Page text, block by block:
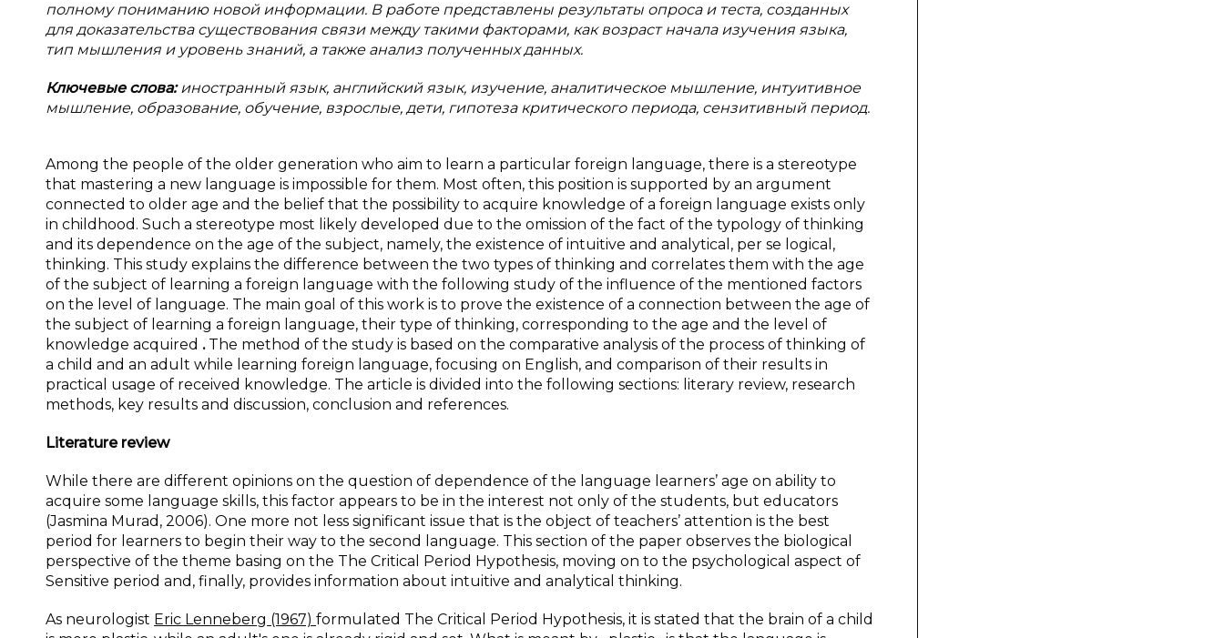
полному пониманию новой информации. В работе представлены результаты опроса и теста, созданных
для доказательства существования связи между такими факторами, как возраст начала изучения языка,
тип мышления и уровень знаний, а также анализ полученных данных.
Ключевые слова:иностранный язык, английский язык, изучение, аналитическое мышление, интуитивное
мышление, образование, обучение, взрослые, дети, гипотеза критического периода, сензитивный период.
Among the people of the older generation who aim to learn a particular foreign language, there is a stereotype
that mastering a new language is impossible for them. Most often, this position is supported by an argument
connected to older age and the belief that the possibility to acquire knowledge of a foreign language exists only
in childhood. Such a stereotype most likely developed due to the omission of the fact of the typology of thinking
and its dependence on the age of the subject, namely, the existence of intuitive and analytical, per se logical,
thinking. This study explains the difference between the two types of thinking and correlates them with the age
of the subject of learning a foreign language with the following study of the influence of the mentioned factors
on the level of language. The main goal of this work is to prove the existence of a connection between the age of
the subject of learning a foreign language, their type of thinking, corresponding to the age and the level of
knowledge acquired . The method of the study is based on the comparative analysis of the process of thinking of
a child and an adult while learning foreign language, focusing on English, and comparison of their results in
practical usage of received knowledge. The article is divided into the following sections: literary review, research
methods, key results and discussion, conclusion and references.
Literature review
While there are different opinions on the question of dependence of the language learners’ age on ability to
acquire some language skills, this factor appears to be in the interest not only of the students, but educators
(Jasmina Murad, 2006). One more not less significant issue that is the object of teachers’ attention is the best
period for learners to begin their way to the second language. This section of the paper observes the biological
perspective of the theme basing on the The Critical Period Hypothesis, moving on to the psychological aspect of
Sensitive period and, finally, provides information about intuitive and analytical thinking.
As neurologist Eric Lenneberg (1967) formulated The Critical Period Hypothesis, it is stated that the brain of a child